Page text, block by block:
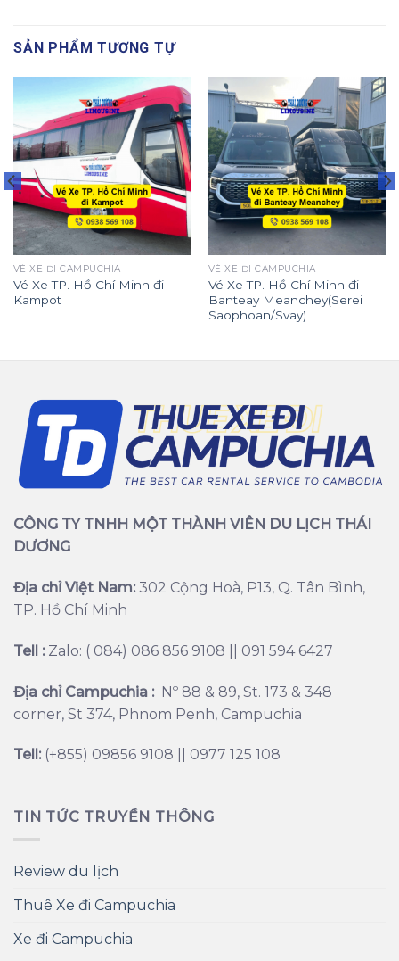
SẢN PHẨM TƯƠNG TỰ
VÉ XE ĐI CAMPUCHIA
Vé Xe TP. Hồ Chí Minh đi
Kampot
VÉ XE ĐI CAMPUCHIA
Vé Xe TP. Hồ Chí Minh đi
Banteay Meanchey(Serei
Saophoan/Svay)
CÔNG TY TNHH MỘT THÀNH VIÊN DU LỊCH THÁI
DƯƠNG
Địa chỉ Việt Nam:302 Cộng Hoà, P13, Q. Tân Bình,
TP. Hồ Chí Minh
Tell :Zalo: ( 084) 086 856 9108 || 091 594 6427
Địa chỉ Campuchia :Nº 88 & 89, St. 173 & 348
corner, St 374, Phnom Penh, Campuchia
Tell:(+855) 09856 9108 || 0977 125 108
TIN TỨC TRUYỀN THÔNG
Review du lịch
Thuê Xe đi Campuchia
Xe đi Campuchia